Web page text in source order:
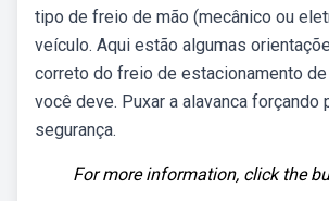
tipo de freio de mão (mecânico ou
veículo. Aqui estão algumas
correto do freio de estacionamento
você deve. Puxar a alavanca forçando
segurança.
For more information, click the